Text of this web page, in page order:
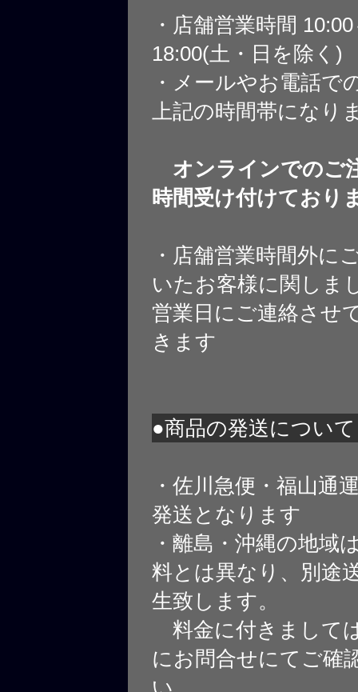
・店舗営業時間
18:00(土・日を除く)
・メールやお電話で
上記の時間帯になり
オンラインでのご
時間受け付けており
・店舗営業時間外に
いたお客様に関しま
営業日にご連絡させ
きます
●商品の発送について
・佐川急便・福山通
発送となります
・離島・沖縄の地域
料とは異なり、別途
生致します。
料金に付きまして
にお問合せにてご確